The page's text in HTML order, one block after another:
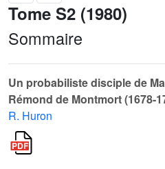
Tome S2 (1980)
Sommaire
Un probabiliste disciple de
Rémond de Montmort (1678-
R. Huron